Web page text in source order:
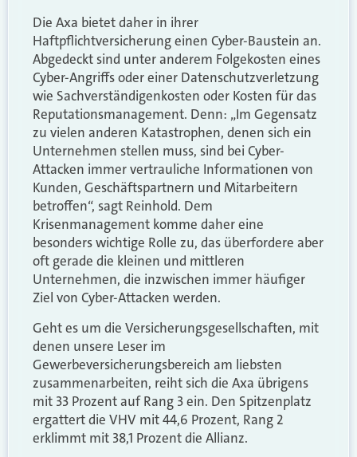
Die Axa bietet daher in ihrer
Haftpflichtversicherung einen Cyber-Baustein an.
Abgedeckt sind unter anderem Folgekosten eines
Cyber-Angriffs oder einer Datenschutzverletzung
wie Sachverständigenkosten oder Kosten für das
Reputationsmanagement. Denn: „Im Gegensatz
zu vielen anderen Katastrophen, denen sich ein
Unternehmen stellen muss, sind bei Cyber-
Attacken immer vertrauliche Informationen von
Kunden, Geschäftspartnern und Mitarbeitern
betroffen“, sagt Reinhold. Dem
Krisenmanagement komme daher eine
besonders wichtige Rolle zu, das überfordere aber
oft gerade die kleinen und mittleren
Unternehmen, die inzwischen immer häufiger
Ziel von Cyber-Attacken werden.
Geht es um die Versicherungsgesellschaften, mit
denen unsere Leser im
Gewerbeversicherungsbereich am liebsten
zusammenarbeiten, reiht sich die Axa übrigens
mit 33 Prozent auf Rang 3 ein. Den Spitzenplatz
ergattert die VHV mit 44,6 Prozent, Rang 2
erklimmt mit 38,1 Prozent die Allianz.